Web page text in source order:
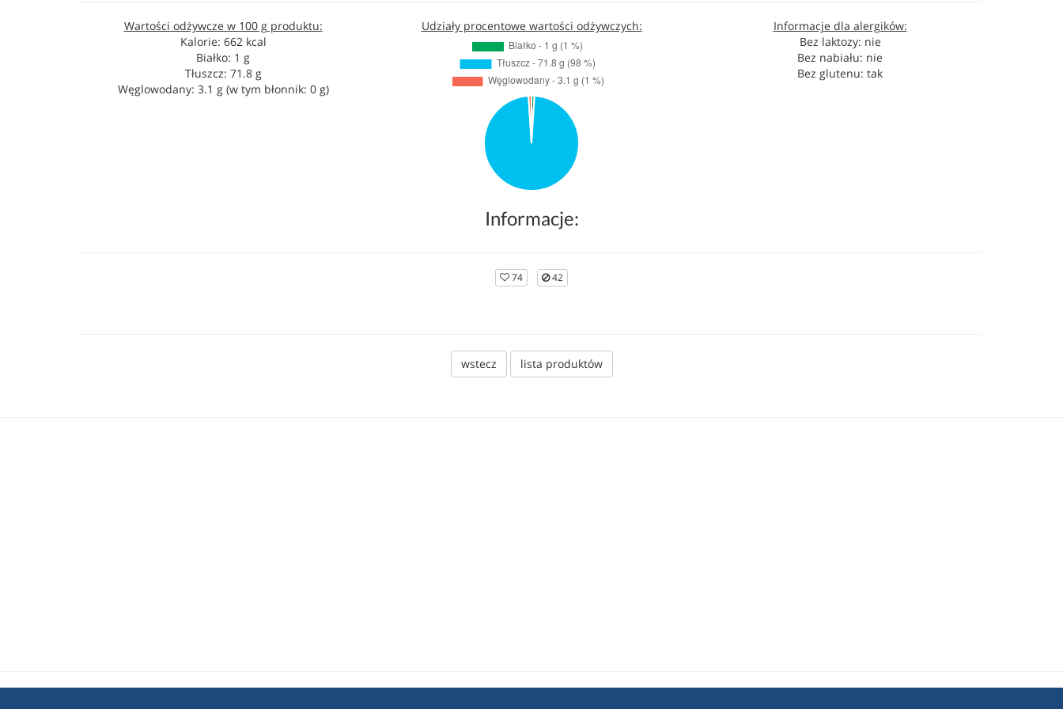
Wartości odżywcze w 100 g produktu:
Kalorie: 662 kcal
Białko: 1 g
Tłuszcz: 71.8 g
Węglowodany: 3.1 g (w tym błonnik: 0 g)
Udziały procentowe wartości odżywczych:
Informacje dla alergików:
Bez laktozy: nie
Bez nabiału: nie
Bez glutenu: tak
Informacje:
74 42
wstecz lista produktów